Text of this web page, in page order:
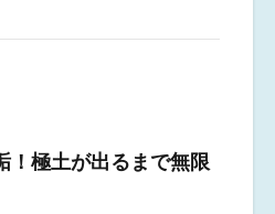
！極土が出るまで無限